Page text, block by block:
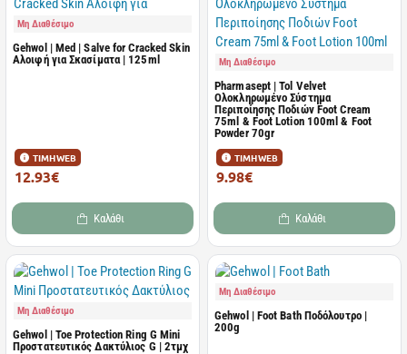
Μη Διαθέσιμο
Gehwol | Med | Salve for Cracked Skin
Αλοιφή για Σκασίματα | 125ml
ΤΙΜΗ WEB
12.93€
Καλάθι
Μη Διαθέσιμο
Pharmasept | Tol Velvet
Ολοκληρωμένο Σύστημα
Περιποίησης Ποδιών Foot Cream
75ml & Foot Lotion 100ml & Foot
Powder 70gr
ΤΙΜΗ WEB
9.98€
Καλάθι
Μη Διαθέσιμο
Gehwol | Toe Protection Ring G Mini
Προστατευτικός Δακτύλιος G | 2τμχ
Μη Διαθέσιμο
Gehwol | Foot Bath Ποδόλουτρο |
200g